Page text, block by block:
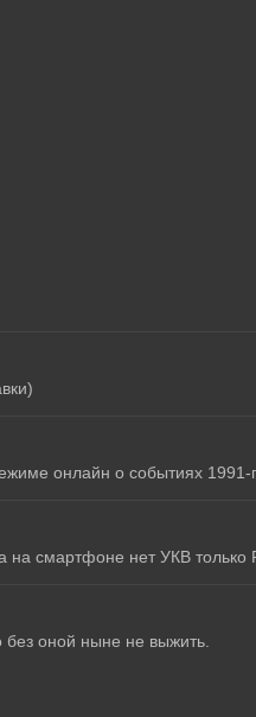
онлайн о событиях 1991-
на смартфоне нет УКВ только
оной ныне не выжить.